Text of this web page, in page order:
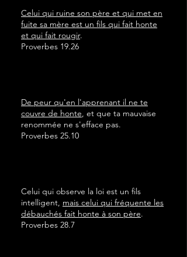
Celui qui ruine son père et qui met en
fuite sa mère est un fils qui fait honte
et qui fait rougir.
Proverbes 19.26
De peur qu'en l'apprenant il ne te
couvre de honte, et que ta mauvaise
renommée ne s'efface pas.
Proverbes 25.10
Celui qui observe la loi est un fils
intelligent, mais celui qui fréquente les
débauchés fait honte à son père.
Proverbes 28.7